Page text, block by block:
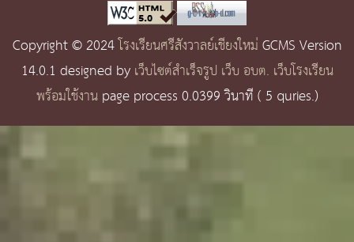
Copyright © 2024โรงเรียนศรีสังวาลย์เชียงใหม่GCMS Version
14.0.1 designed byเว็บไซต์สำเร็จรูป เว็บ อบต. เว็บโรงเรียน
พร้อมใช้งานpage process0.0399วินาที (5 quries.)